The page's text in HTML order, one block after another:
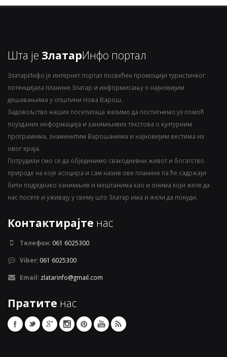
Шта је ЗлатарИнфо портал
ЗлатарИнфо је интернет портал посвећен промоцији туристичког
потенцијала планине Златар и информисању о најновијим
дешавањима у општини Нова Варош.
Задовољство наших посетилаца желимо да постигнемо уз помоћ
поузданих информација и занимљивих текстова о културним
програмима, знаменитим Варошанима и најновијим вестима из
овог краја.
Потрудили смо се да објединимо свакодневни живот и богатство
природе на које асоцира и сам назив ове планине па ће садржаји
бити подједнако занимљив и мештанима као и онима који желе да
нас посете и уживају у свему што Златар има и жели да понуди.
Контактирајте нас
Телефон: 061 6025300
Viber: 061 6025300
Email: zlatarinfo@gmail.com
Пратите нас